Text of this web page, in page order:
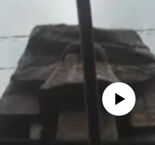
No media source